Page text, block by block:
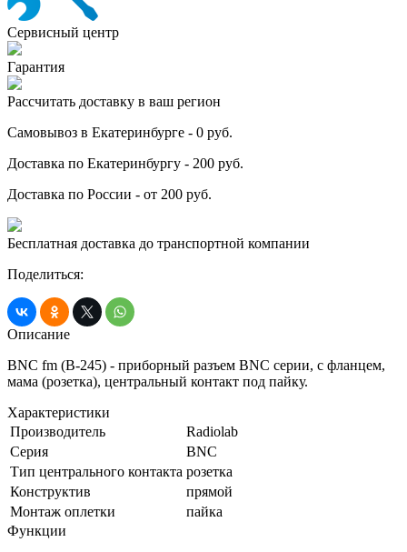
Сервисный центр
Гарантия
Рассчитать доставку в ваш регион
Самовывоз в Екатеринбурге - 0 руб.
Доставка по Екатеринбургу - 200 руб.
Доставка по России - от 200 руб.
Бесплатная доставка до транспортной компании
Поделиться:
Описание
BNC fm (B-245) - приборный разъем BNC серии, с фланцем,
мама (розетка), центральный контакт под пайку.
Характеристики
Производитель
Radiolab
Серия
BNC
Тип центрального контакта розетка
Конструктив
прямой
Монтаж оплетки
пайка
Функции